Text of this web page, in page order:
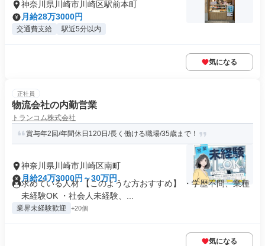
神奈川県川崎市川崎区駅前本町
月給28万3000円
交通費支給 駅近5分以内
気になる
正社員
物流会社の内勤営業
トランコム株式会社
賞与年2回/年間休日120日/長く働ける職場/35歳まで！
神奈川県川崎市川崎区南町
月給24万3000円～30万円
求めている人材 【このような方おすすめ】 ・学歴不問、業種
未経験OK ・社会人未経験、...
業界未経験歓迎 +20個
気になる